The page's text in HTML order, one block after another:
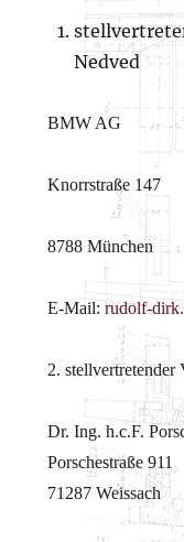
Nedved
BMW AG
Knorrstraße 147
8788 München
E-Mail: rudolf-
2. stellvertretender
Dr. Ing. h.c.F.
Porschestraße 911
71287 Weissach